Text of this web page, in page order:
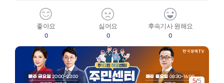
좋아요
0
싫어요
0
후속기사 원해요
0
5/5